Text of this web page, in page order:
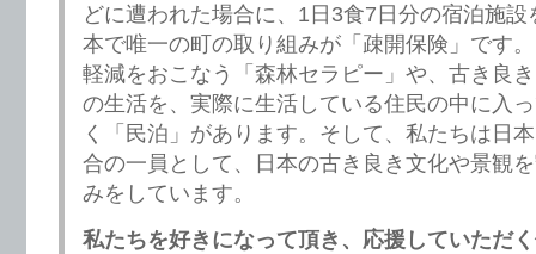
どに遭われた場合に、1日3食7日分の宿泊施
本で唯一の町の取り組みが「疎開保険」です
軽減をおこなう「森林セラピー」や、古き良
の生活を、実際に生活している住民の中に入
く「民泊」があります。そして、私たちは日
合の一員として、日本の古き良き文化や景観
みをしています。
私たちを好きになって頂き、応援していただ